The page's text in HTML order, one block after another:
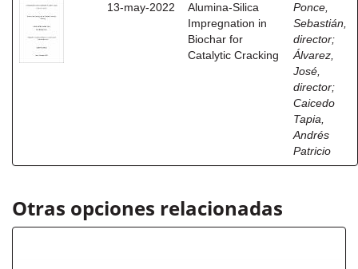
13-may-2022
Alumina-Silica
Impregnation in
Biochar for
Catalytic Cracking
Ponce,
Sebastián,
director;
Álvarez,
José,
director;
Caicedo
Tapia,
Andrés
Patricio
Otras opciones relacionadas